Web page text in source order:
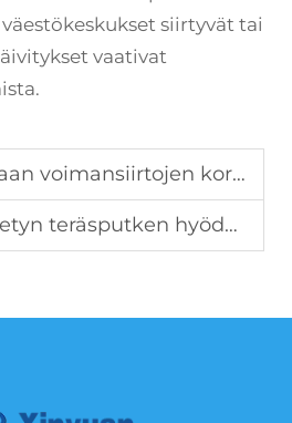
siirtyvät tai
vaativat
korroosionkestävyyttä rannikko- ja vuoristoalueilla
teräsputken hyödyt rakentamisessa